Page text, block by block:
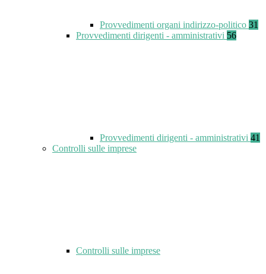
Provvedimenti organi indirizzo-politico 31
Provvedimenti dirigenti - amministrativi 56
Provvedimenti dirigenti - amministrativi 41
Controlli sulle imprese
Controlli sulle imprese